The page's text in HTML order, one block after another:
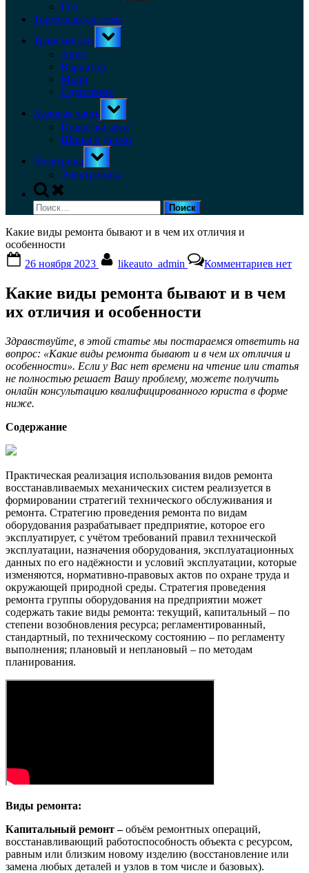
Гбо
Тормозная система
Трансмиссия
Toggle
sub-
Акпп
Вариатор
Мкпп
Сцепление
Ходовая часть
Toggle
sub-
menu
Подвеска авто
Шины и диски
Электрика
Toggle
sub-
menu
Электроника
Toggle
search
form
Найти:
Какие виды ремонта бывают и в чем их отличия и
особенности
on
26 ноября 2023 likeauto_admin Комментариевзаписи
виды
в
чем
их
и
нет
Какие виды ремонта бывают и в чем
их отличия и особенности
Здравствуйте, в этой статье мы постараемся ответить на
вопрос: «Какие виды ремонта бывают и в чем их отличия и
особенности». Если у Вас нет времени на чтение или статья
не полностью решает Вашу проблему, можете получить
онлайн консультацию квалифицированного юриста в форме
ниже.
Содержание
Практическая реализация использования видов ремонта
восстанавливаемых механических систем реализуется в
формировании стратегий технического обслуживания и
ремонта. Стратегию проведения ремонта по видам
оборудования разрабатывает предприятие, которое его
эксплуатирует, с учётом требований правил технической
эксплуатации, назначения оборудования, эксплуатационных
данных по его надёжности и условий эксплуатации, которые
изменяются, нормативно-правовых актов по охране труда и
окружающей природной среды. Стратегия проведения
ремонта группы оборудования на предприятии может
содержать такие виды ремонта: текущий, капитальный – по
степени возобновления ресурса; регламентированный,
стандартный, по техническому состоянию – по регламенту
выполнения; плановый и неплановый – по методам
планирования.
Виды ремонта:
Капитальный ремонт –объём ремонтных операций,
восстанавливающий работоспособность объекта с ресурсом,
равным или близким новому изделию (восстановление или
замена любых деталей и узлов в том числе и базовых).